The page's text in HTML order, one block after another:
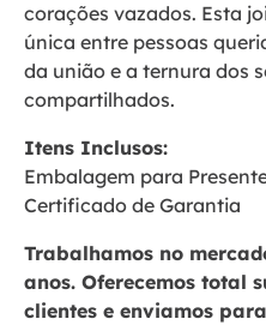
corações vazados. Esta
única entre pessoas
da união e a ternura dos
compartilhados.
Itens Inclusos:
Embalagem para
Certificado de Garantia
Trabalhamos no
anos. Oferecemos total
clientes e enviamos